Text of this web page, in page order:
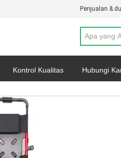
Penjualan &
Kontrol Kualitas Hubungi
kasus